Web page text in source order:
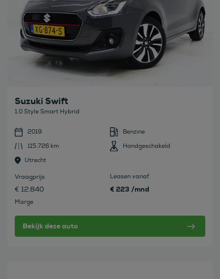
Suzuki Swift
1.0 Style Smart Hybrid
2019
Benzine
115.726 km
Handgeschakeld
Utrecht
Vraagprijs
€ 12.840
Marge
Leasen vanaf
€ 223 /mnd
Bekijk deze auto